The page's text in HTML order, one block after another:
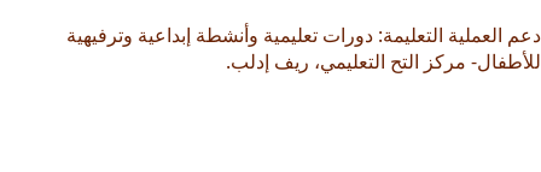
دعم العملية التعليمة: دورات تعليمية وأنشطة إبداعية وترفيهية
للأطفال- مركز التح التعليمي، ريف إدلب.